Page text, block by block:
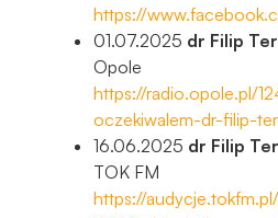
https://
01.07.2025 dr Filip
Opole
https://radio.opole.pl/
oczekiwalem-dr-filip-
16.06.2025 dr Filip
TOK FM
https://